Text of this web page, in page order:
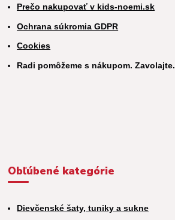
Prečo nakupovať v kids-noemi.sk
Ochrana súkromia GDPR
Cookies
Radi pomôžeme s nákupom. Zavolajte.
Obľúbené kategórie
Dievčenské šaty, tuniky a sukne